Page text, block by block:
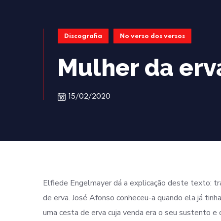
Discografia No verso dos versos
Mulher da
15/02/2020
Elfiede Engelmayer dá a explicação deste texto:
de erva. José Afonso conheceu-a quando ela já
uma cesta de erva cuja venda era o seu sustento